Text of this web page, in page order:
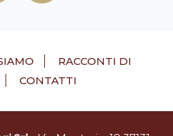
RACCONTI DI
CONTATTI